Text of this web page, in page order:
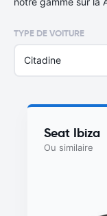
TYPE DE VOITURE
Citadine
Seat Ibiza
Ou similaire